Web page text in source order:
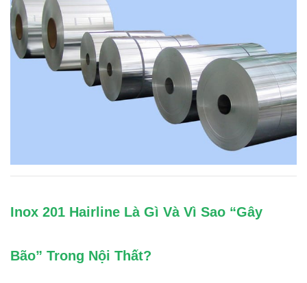
Inox 201 Hairline Là Gì Và Vì Sao “Gây
Bão” Trong Nội Thất?